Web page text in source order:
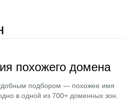
похожего домена
подбором — похожее имя
в одной из 700+ доменных зон.